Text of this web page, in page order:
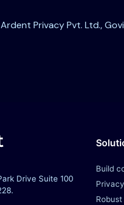
Privacy Pvt. Ltd.,
Drive Suite 100
Build